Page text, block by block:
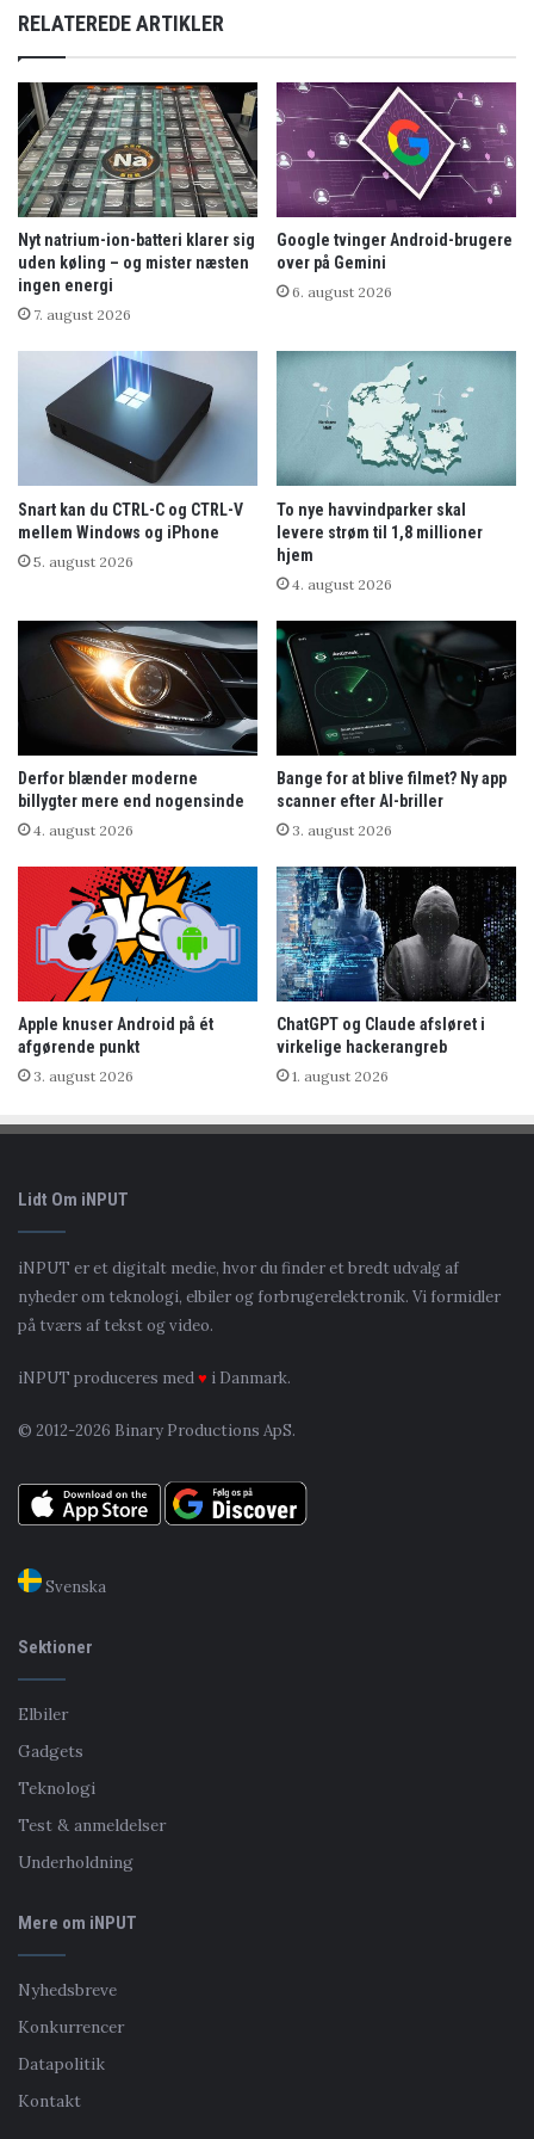
RELATEREDE ARTIKLER
Nyt natrium-ion-batteri klarer sig
uden køling – og mister næsten
ingen energi
7. august 2026
Google tvinger Android-brugere
over på Gemini
6. august 2026
Snart kan du CTRL-C og CTRL-V
mellem Windows og iPhone
5. august 2026
To nye havvindparker skal
levere strøm til 1,8 millioner
hjem
4. august 2026
Derfor blænder moderne
billygter mere end nogensinde
4. august 2026
Bange for at blive filmet? Ny app
scanner efter AI-briller
3. august 2026
Apple knuser Android på ét
afgørende punkt
3. august 2026
ChatGPT og Claude afsløret i
virkelige hackerangreb
1. august 2026
Lidt Om iNPUT
iNPUT er et digitalt medie, hvor du finder et bredt udvalg af
nyheder om teknologi, elbiler og forbrugerelektronik. Vi formidler
på tværs af tekst og video.
iNPUT produceres med♥ i Danmark.
© 2012-2026 Binary Productions ApS.
Svenska
Sektioner
Elbiler
Gadgets
Teknologi
Test & anmeldelser
Underholdning
Mere om iNPUT
Nyhedsbreve
Konkurrencer
Datapolitik
Kontakt